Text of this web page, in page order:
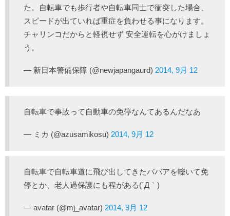
た。自転車でも歩行者や自転車同士で衝突した場合、
スピードが出ていれば重症を負わせる事になります。
チャリンコだからと軽視せず 安全運転を心がけましょ
う。
— 新日本警備保障 (@newjapangaurd) 2014, 9月 12
自転車で事故って自動車の免停なんてあるんだなあ
— ミカ (@azusamikosu) 2014, 9月 12
自転車で自転車道に飛び出してきたババアを轢いて免
停とか、老人過保護にも程がある(´Д｀)
— avatar (@mj_avatar) 2014, 9月 12